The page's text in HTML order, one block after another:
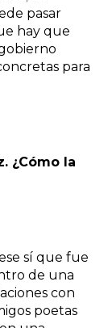
pasar
hay que
para
¿Cómo la
sí que fue
de una
con
poetas